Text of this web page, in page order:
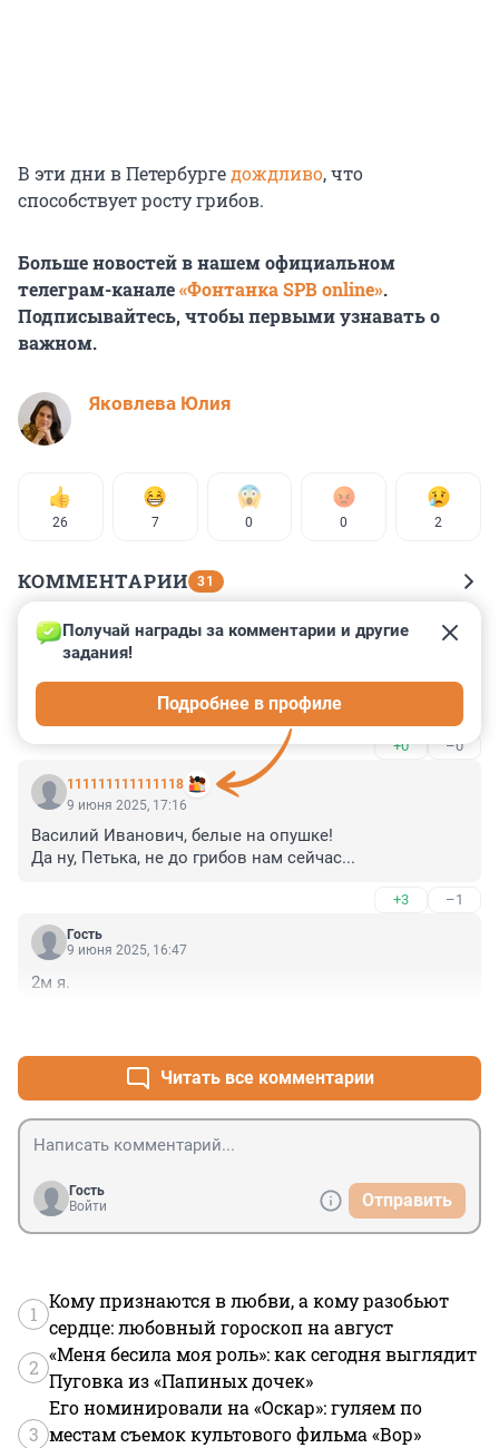
В эти дни в Петербургедождливо, что
способствует росту грибов.
Больше новостей в нашем официальном
телеграм-канале«Фонтанка SPB online».
Подписывайтесь, чтобы первыми узнавать о
важном.
Яковлева Юлия
26 7 0 0 2
КОММЕНТАРИИ 31
Гость
10 июня 2025, 09:15
Красные уже наступают? Здорово! А белые когда
наступать начнут?
+0 –0
111111111111118
Получай награды за комментарии и другие
задания!
Подробнее в профиле
9 июня 2025, 17:16
Василий Иванович, белые на опушке!
Да ну, Петька, не до грибов нам сейчас...
+3 –1
Гость
9 июня 2025, 16:47
2м я.
Читать все комментарии
Гость
Войти
Отправить
1
Кому признаются в любви, а кому разобьют
сердце: любовный гороскоп на август
2
«Меня бесила моя роль»: как сегодня выглядит
Пуговка из «Папиных дочек»
3
Его номинировали на «Оскар»: гуляем по
местам съемок культового фильма «Вор»